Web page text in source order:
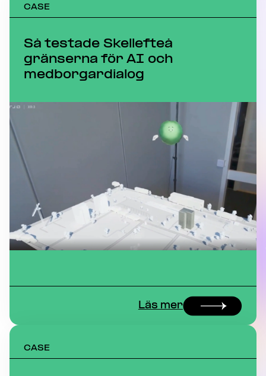
CASE
Så testade Skellefteå
gränserna för AI och
medborgardialog
Läs mer
CASE